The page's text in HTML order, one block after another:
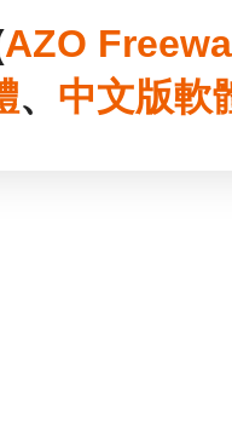
AZO
、 中文版軟